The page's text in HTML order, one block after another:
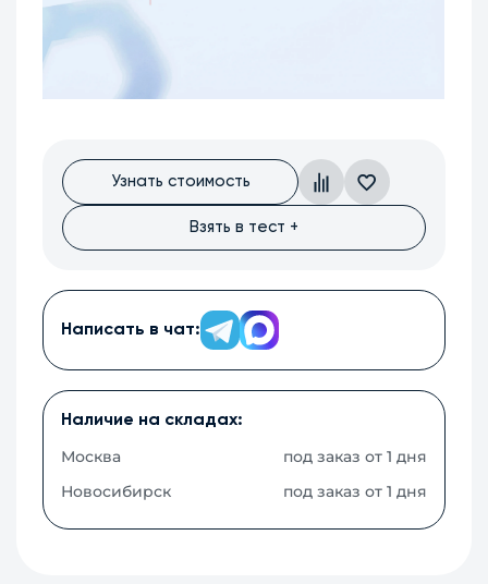
Узнать стоимость
Взять в тест +
Написать в чат:
Наличие на складах:
Москва
под заказ от 1 дня
Новосибирск
под заказ от 1 дня